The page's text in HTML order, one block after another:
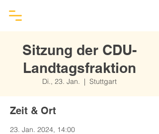
Sitzung der CDU-
Landtagsfraktion
Di., 23. Jan.
  |
Stuttgart
Zeit & Ort
23. Jan. 2024, 14:00